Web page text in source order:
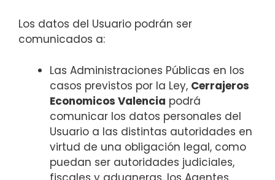
Los datos del Usuario podrán ser
comunicados a:
Las Administraciones Públicas en los
casos previstos por la Ley, Cerrajeros
Economicos Valencia podrá
comunicar los datos personales del
Usuario a las distintas autoridades en
virtud de una obligación legal, como
puedan ser autoridades judiciales,